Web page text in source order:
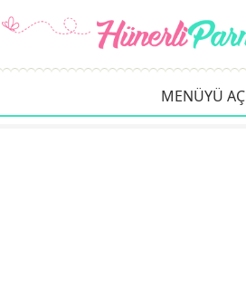
MENÜYÜ AÇ